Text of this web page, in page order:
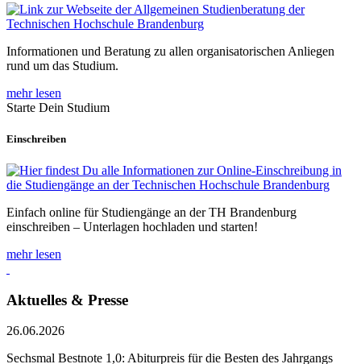
Informationen und Beratung zu allen organisatorischen Anliegen
rund um das Studium.
mehr lesen
Starte Dein Studium
Einschreiben
Einfach online für Studiengänge an der TH Brandenburg
einschreiben – Unterlagen hochladen und starten!
mehr lesen
Aktuelles & Presse
26.06.2026
Sechsmal Bestnote 1,0: Abiturpreis für die Besten des Jahrgangs